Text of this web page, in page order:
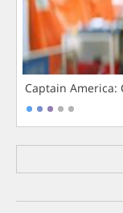
Captain America: